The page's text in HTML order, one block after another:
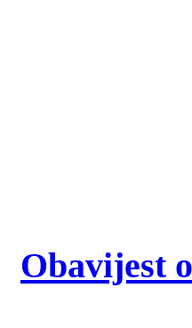
Obavijest